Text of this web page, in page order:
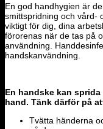
En god handhygien är
smittspridning och vård-
viktigt för dig, dina
förorenas när de tas på
användning.
handskanvändning.
En handske kan
hand. Tänk därför på
Tvätta händerna